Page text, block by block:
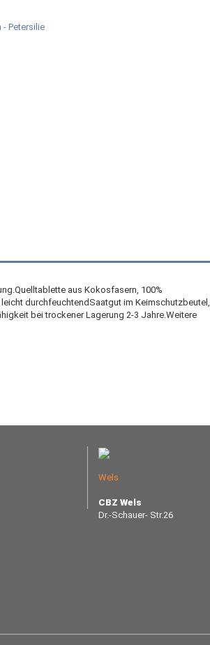
aus Kokosfasern, 100%
durchfeuchtendSaatgut im Keimschutzbeutel,
bei trockener Lagerung 2-3 Jahre.Weitere
Wels
CBZ Wels
Dr.-Schauer- Str.26